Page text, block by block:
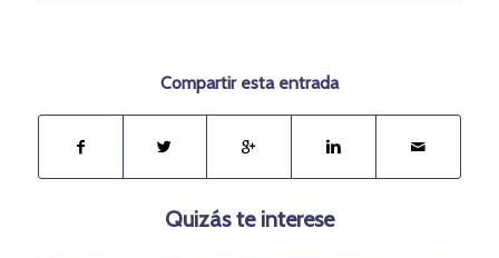
Compartir esta entrada
Quizás te interese